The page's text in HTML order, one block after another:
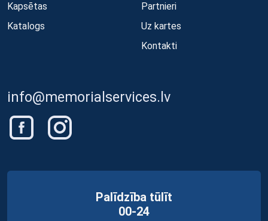
Kapsētas
Katalogs
Partnieri
Uz kartes
Kontakti
info@memorialservices.lv
Palīdzība tūlīt
00-24